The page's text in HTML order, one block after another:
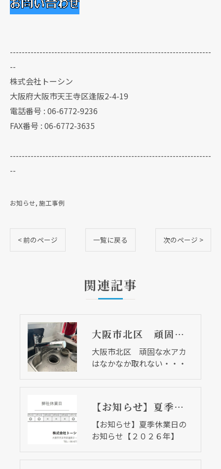
--------------------------------------------------------------------
--
株式会社トーシン
大阪府大阪市天王寺区逢阪2-4-19
電話番号 : 06-6772-9236
FAX番号 : 06-6772-3635
--------------------------------------------------------------------
--
お知らせ 施工事例
< 前のページ 一覧に戻る 次のページ >
関連記事
大阪市北区 頑固な水アカはなかなか取れない・・・
大阪市北区 頑固な水アカ
はなかなか取れない・・・
【お知らせ】夏季休業日のお知らせ【２０２６年】
【お知らせ】夏季休業日の
お知らせ【２０２６年】